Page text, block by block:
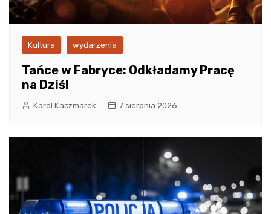
Kultura wydarzenia
Tańce w Fabryce: Odkładamy Pracę
na Dziś!
Karol Kaczmarek 7 sierpnia 2026